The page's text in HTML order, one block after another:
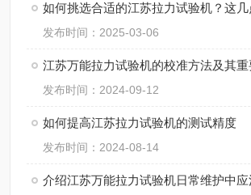
如何挑选合适的江苏拉力试验机？这
发布时间：2025-03-06
江苏万能拉力试验机的校准方法及其重
发布时间：2024-09-12
如何提高江苏拉力试验机的测试精度
发布时间：2024-08-14
介绍江苏万能拉力试验机日常维护中